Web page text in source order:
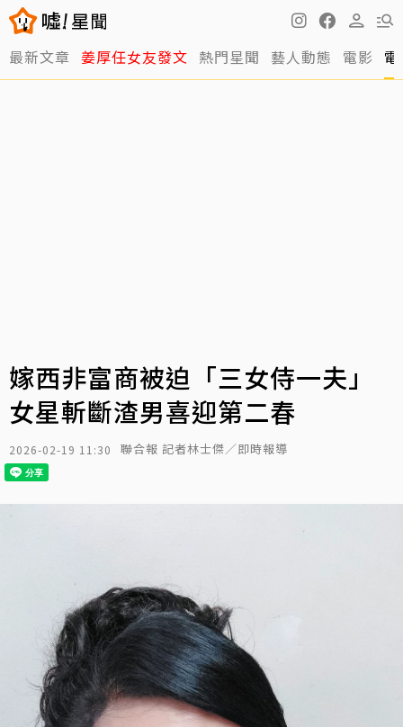
最新文章 姜厚任女友發文 熱門星聞 藝人動態 電影
嫁西非富商被迫「三女侍一夫」
女星斬斷渣男喜迎第二春
2026-02-19 11:30 聯合報 記者林士傑／即時報導